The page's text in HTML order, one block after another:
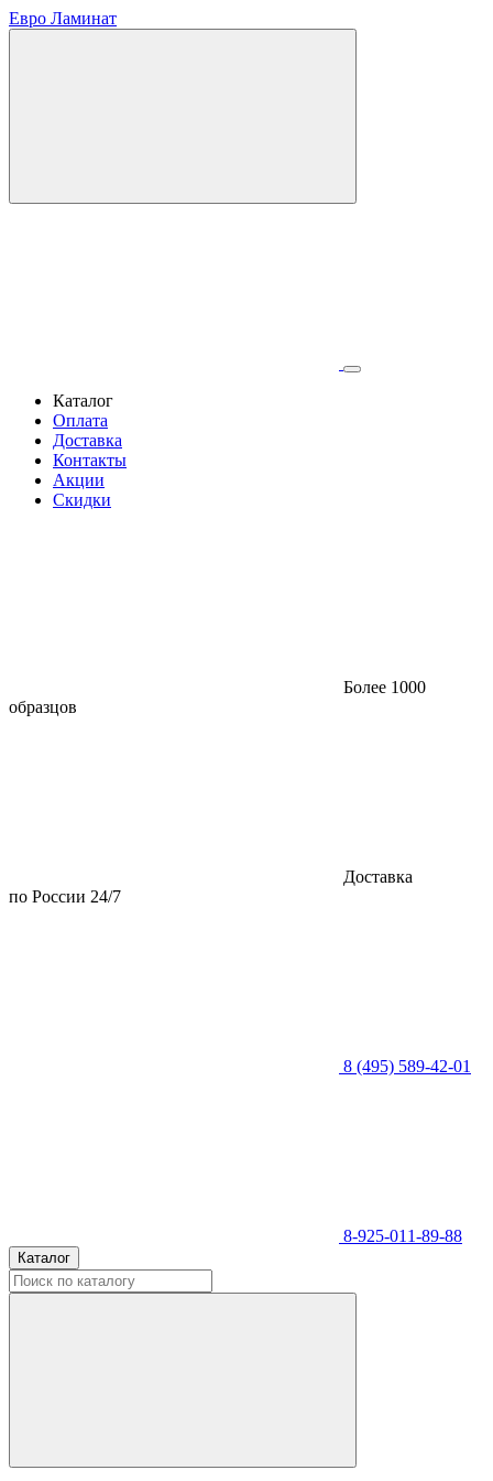
Евро Ламинат
Каталог
Оплата
Доставка
Контакты
Акции
Скидки
Более 1000
образцов
Доставка
по России 24/7
8 (495) 589-42-01
8-925-011-89-88
Каталог